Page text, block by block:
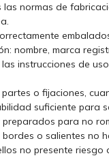
normas de
nombre, marca
instrucciones de
partes o fijaciones,
suficiente para
para no
bordes o salientes
no presente riesgo